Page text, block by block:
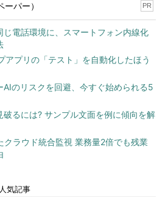
パー） PR
じ電話環境に、スマートフォン内線化
アプリの「テスト」を自動化したほう
AIのリスクを回避、今すぐ始められる5
るには? サンプル文面を例に傾向を解
クラウド統合監視 業務量2倍でも残業
気記事